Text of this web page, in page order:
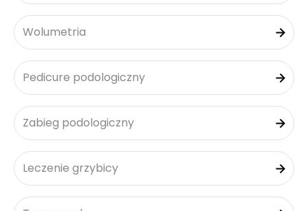
Wolumetria
Pedicure podologiczny
Zabieg podologiczny
Leczenie grzybicy